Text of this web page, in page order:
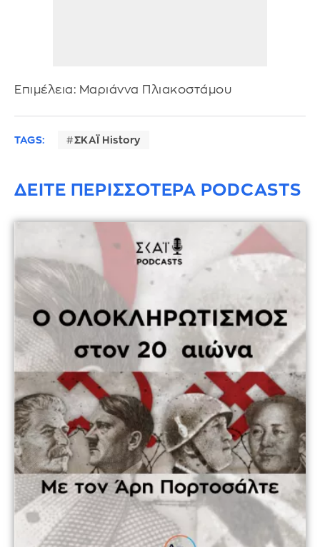
Επιμέλεια: Μαριάννα Πλιακοστάμου
TAGS: ΣΚΑΪ History
ΔΕΙΤΕ ΠΕΡΙΣΣΟΤΕΡΑ PODCASTS